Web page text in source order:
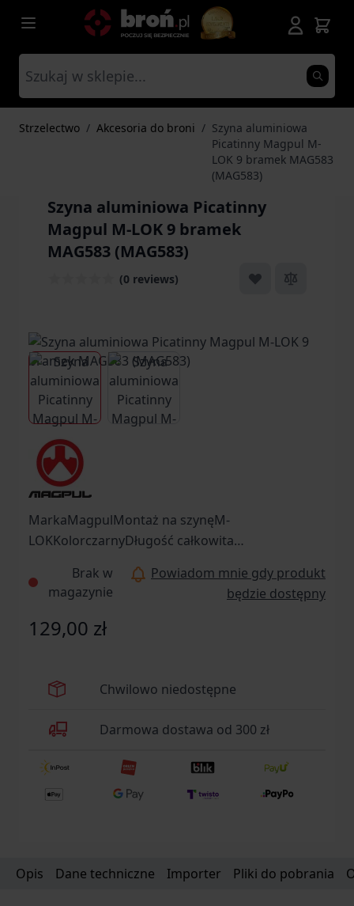
Przejdź do treści
Strzelectwo / Akcesoria do broni / Szyna aluminiowa
Picatinny Magpul M-
LOK 9 bramek MAG583
(MAG583)
Szyna aluminiowa Picatinny
Magpul M-LOK 9 bramek
MAG583 (MAG583)
(0 reviews)
View larger imageView larger image
MarkaMagpulMontaż na szynęM-
LOKKolorczarnyDługość całkowita
Brak w
magazynie
Powiadom mnie gdy produkt
będzie dostępny
129,00 zł
Chwilowo niedostępne
Darmowa dostawa od 300 zł
Opis Dane techniczne Importer Pliki do pobrania